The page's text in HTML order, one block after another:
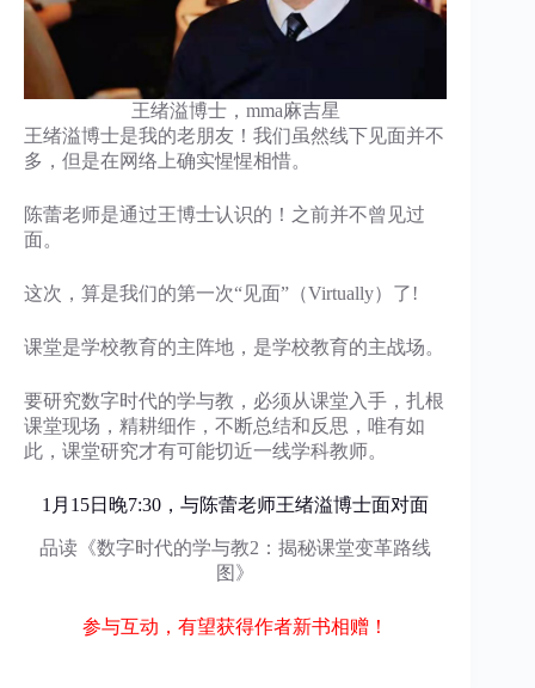
王绪溢博士，mma麻吉星
王绪溢博士是我的老朋友！我们虽然线下见面并不
多，但是在网络上确实惺惺相惜。
陈蕾老师是通过王博士认识的！之前并不曾见过
面。
这次，算是我们的第一次“见面”（Virtually）了!
课堂是学校教育的主阵地，是学校教育的主战场。
要研究数字时代的学与教，必须从课堂入手，扎根
课堂现场，精耕细作，不断总结和反思，唯有如
此，课堂研究才有可能切近一线学科教师。
1月15日晚7:30，与陈蕾老师王绪溢博士面对面
品读《数字时代的学与教2：揭秘课堂变革路线
图》
参与互动，有望获得作者新书相赠！